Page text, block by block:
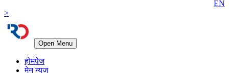
EN
>
Open Menu
होमपेज
मेन न्युज